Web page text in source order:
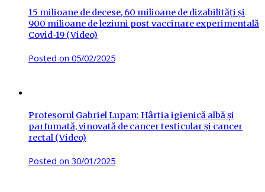
15 milioane de decese, 60 milioane de dizabilități și
900 milioane de leziuni post vaccinare experimentală
Covid-19 (Video)
Posted on 05/02/2025
Profesorul Gabriel Lupan: Hârtia igienică albă și
parfumată, vinovată de cancer testicular și cancer
rectal (Video)
Posted on 30/01/2025